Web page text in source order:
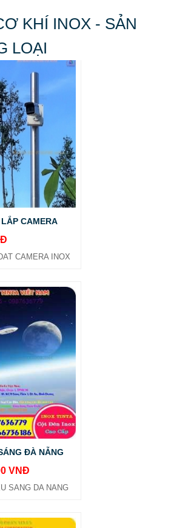
KHÍ INOX - SẢN
LOẠI
CAMERA
CAMERA INOX
ĐÀ NẴNG
VNĐ
SANG DA NANG